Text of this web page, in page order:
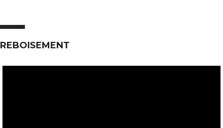
REBOISEMENT